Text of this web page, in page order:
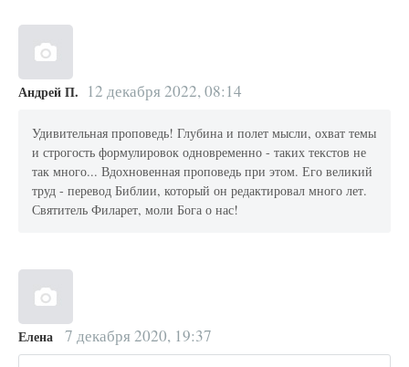
Андрей П. 12 декабря 2022, 08:14
Удивительная проповедь! Глубина и полет мысли, охват темы
и строгость формулировок одновременно - таких текстов не
так много... Вдохновенная проповедь при этом. Его великий
труд - перевод Библии, который он редактировал много лет.
Святитель Филарет, моли Бога о нас!
Елена 7 декабря 2020, 19:37